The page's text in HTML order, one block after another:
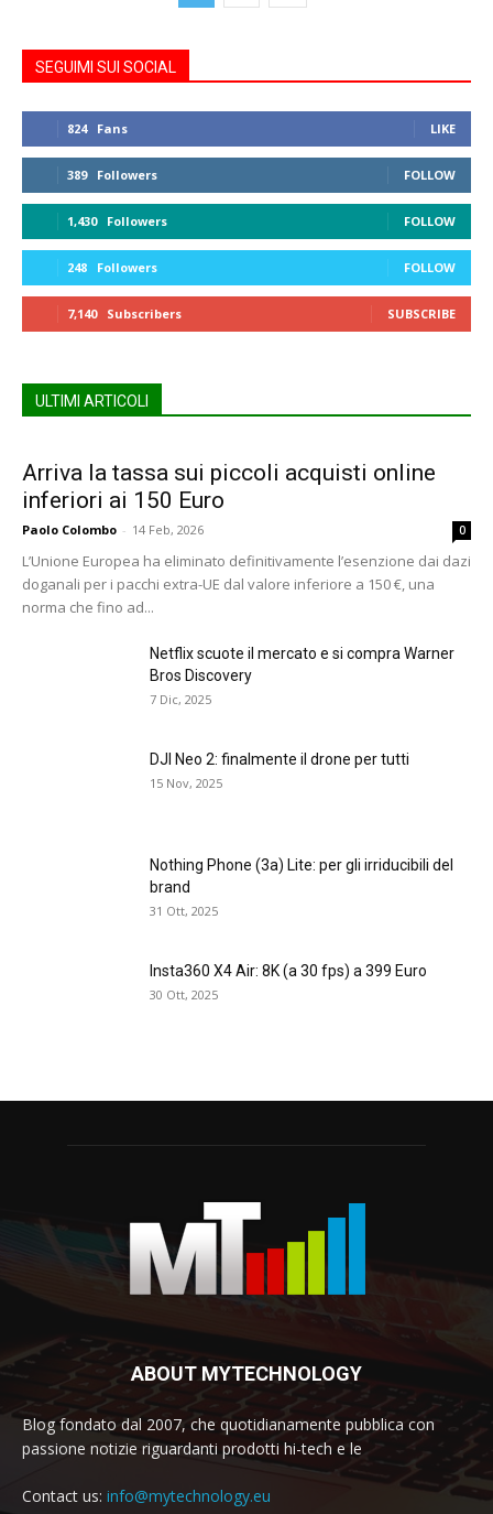
SEGUIMI SUI SOCIAL
824 Fans LIKE
389 Followers FOLLOW
1,430 Followers FOLLOW
248 Followers FOLLOW
7,140 Subscribers SUBSCRIBE
ULTIMI ARTICOLI
Arriva la tassa sui piccoli acquisti online
inferiori ai 150 Euro
Paolo Colombo - 14 Feb, 2026 0
L’Unione Europea ha eliminato definitivamente l’esenzione dai dazi
doganali per i pacchi extra-UE dal valore inferiore a 150 €, una
norma che fino ad...
Netflix scuote il mercato e si compra Warner
Bros Discovery
7 Dic, 2025
DJI Neo 2: finalmente il drone per tutti
15 Nov, 2025
Nothing Phone (3a) Lite: per gli irriducibili del
brand
31 Ott, 2025
Insta360 X4 Air: 8K (a 30 fps) a 399 Euro
30 Ott, 2025
ABOUT MYTECHNOLOGY
Blog fondato dal 2007, che quotidianamente pubblica con
passione notizie riguardanti prodotti hi-tech e le
Contact us: info@mytechnology.eu